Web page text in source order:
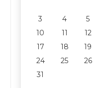
3
4 5
10
11 12
17
18 19
24
25 26
31